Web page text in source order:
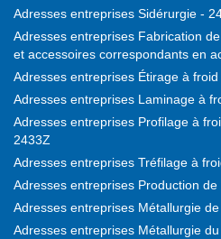
Adresses entreprises Sidérurgie -
Adresses entreprises Fabrication
et accessoires correspondants en
Adresses entreprises Étirage à
Adresses entreprises Laminage à
Adresses entreprises Profilage à
2433Z
Adresses entreprises Tréfilage à
Adresses entreprises Production
Adresses entreprises Métallurgie
Adresses entreprises Métallurgie